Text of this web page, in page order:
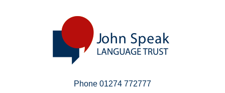
Phone 01274 772777